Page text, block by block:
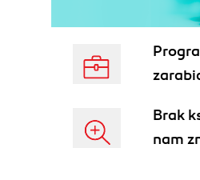
Listy (48)
Zagadnienia (48)
Nazwy zmiennych
Przypisywanie
Co to jest lvalue? (50)
Brak
nam